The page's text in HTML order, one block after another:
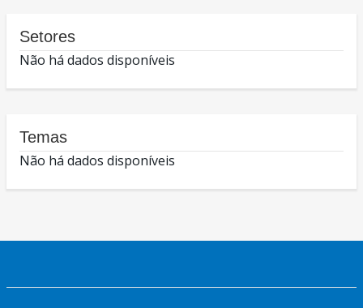
Setores
Não há dados disponíveis
Temas
Não há dados disponíveis